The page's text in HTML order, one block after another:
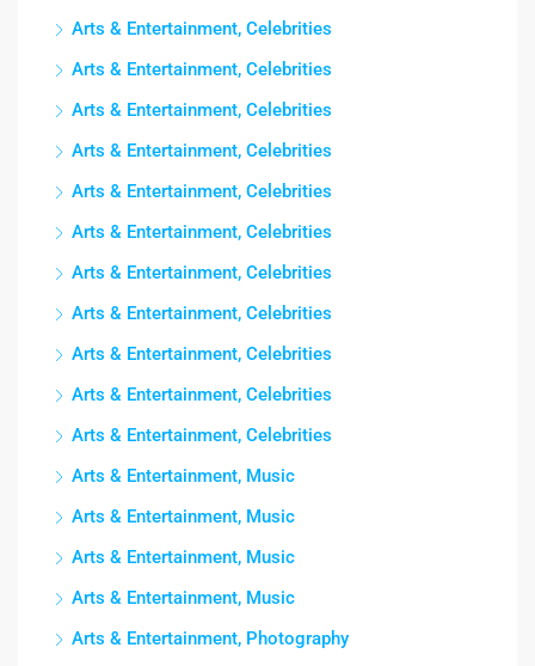
Arts & Entertainment, Celebrities
Arts & Entertainment, Celebrities
Arts & Entertainment, Celebrities
Arts & Entertainment, Celebrities
Arts & Entertainment, Celebrities
Arts & Entertainment, Celebrities
Arts & Entertainment, Celebrities
Arts & Entertainment, Celebrities
Arts & Entertainment, Celebrities
Arts & Entertainment, Celebrities
Arts & Entertainment, Celebrities
Arts & Entertainment, Music
Arts & Entertainment, Music
Arts & Entertainment, Music
Arts & Entertainment, Music
Arts & Entertainment, Photography